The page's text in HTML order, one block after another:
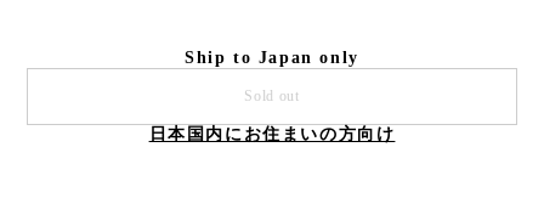
Ship to Japan only
Sold out
日本国内にお住まいの方向け